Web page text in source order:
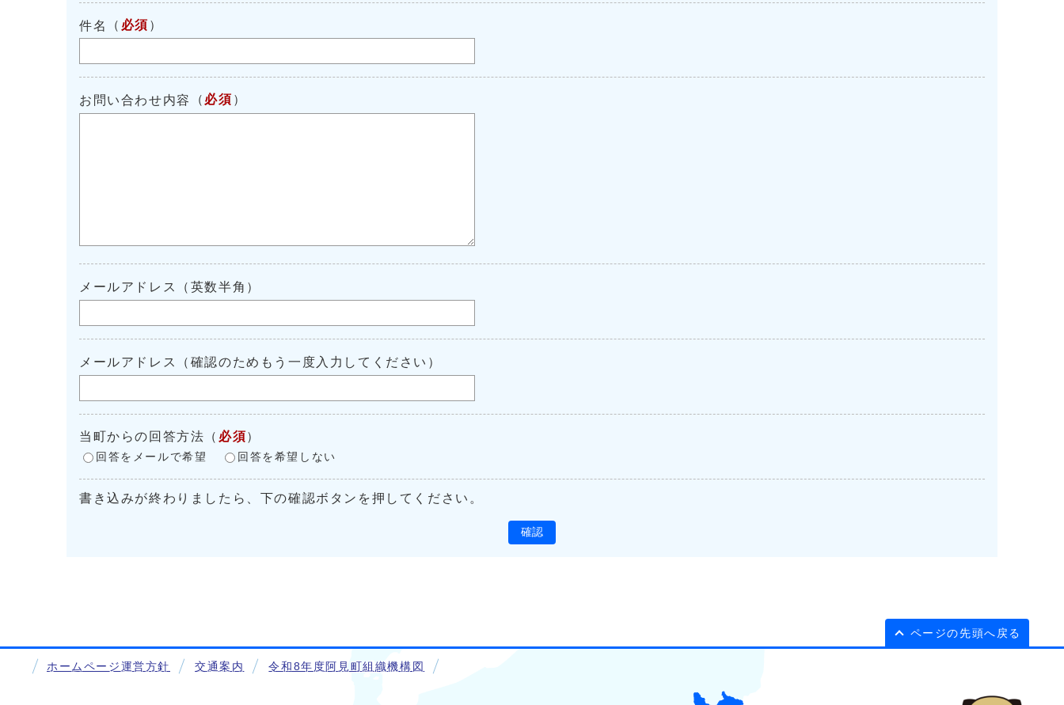
件名 （ 必須 ）
お問い合わせ内容 （ 必須 ）
メールアドレス（英数半角）
メールアドレス（確認のためもう一度入力してください）
当町からの回答方法 （ 必須）
回答をメールで希望 回答を希望しない
書き込みが終わりましたら、下の確認ボタンを押してください。
確認
ページの先頭へ戻る
ホームページ運営方針 交通案内 令和8年度阿見町組織機構図